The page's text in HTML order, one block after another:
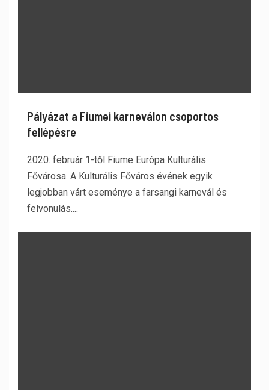
Pályázat a Fiumei karneválon csoportos
fellépésre
2020. február 1-től Fiume Európa Kulturális
Fővárosa. A Kulturális Főváros évének egyik
legjobban várt eseménye a farsangi karnevál és
felvonulás....